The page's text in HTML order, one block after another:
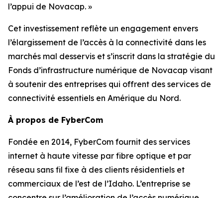
l’appui de Novacap. »
Cet investissement reflète un engagement envers
l’élargissement de l’accès à la connectivité dans les
marchés mal desservis et s’inscrit dans la stratégie du
Fonds d’infrastructure numérique de Novacap visant
à soutenir des entreprises qui offrent des services de
connectivité essentiels en Amérique du Nord.
À propos de FyberCom
Fondée en 2014, FyberCom fournit des services
internet à haute vitesse par fibre optique et par
réseau sans fil fixe à des clients résidentiels et
commerciaux de l’est de l’Idaho. L’entreprise se